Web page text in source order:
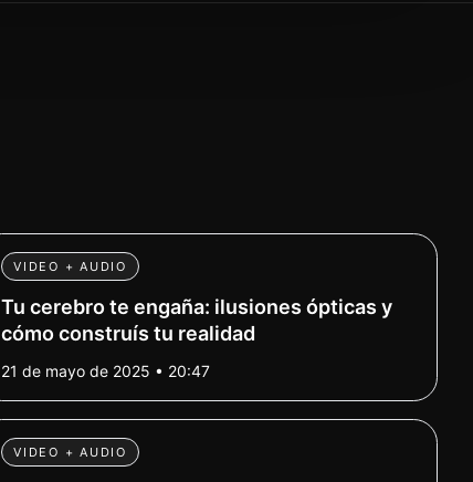
VIDEO + AUDIO
Tu cerebro te engaña: ilusiones ópticas y
cómo construís tu realidad
21 de mayo de 2025 • 20:47
VIDEO + AUDIO